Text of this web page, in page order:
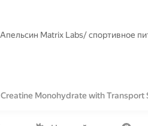
Matrix Labs/ спортивное
Monohydrate with Transport